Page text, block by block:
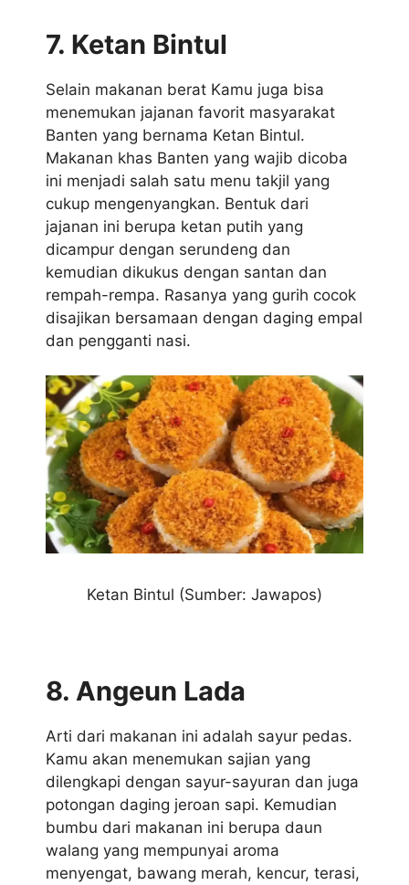
7. Ketan Bintul
Selain makanan berat Kamu juga bisa
menemukan jajanan favorit masyarakat
Banten yang bernama Ketan Bintul.
Makanan khas Banten yang wajib dicoba
ini menjadi salah satu menu takjil yang
cukup mengenyangkan. Bentuk dari
jajanan ini berupa ketan putih yang
dicampur dengan serundeng dan
kemudian dikukus dengan santan dan
rempah-rempa. Rasanya yang gurih cocok
disajikan bersamaan dengan daging empal
dan pengganti nasi.
Ketan Bintul (Sumber: Jawapos)
8. Angeun Lada
Arti dari makanan ini adalah sayur pedas.
Kamu akan menemukan sajian yang
dilengkapi dengan sayur-sayuran dan juga
potongan daging jeroan sapi. Kemudian
bumbu dari makanan ini berupa daun
walang yang mempunyai aroma
menyengat, bawang merah, kencur, terasi,